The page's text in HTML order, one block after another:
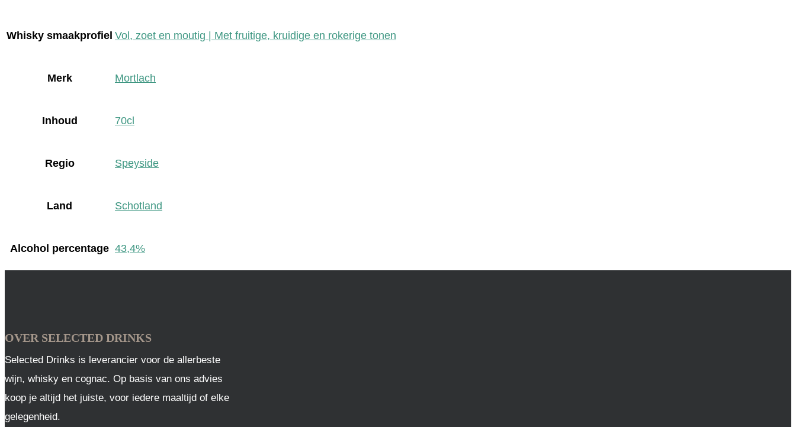
Whisky smaakprofiel Vol, zoet en moutig | Met fruitige, kruidige en rokerige tonen
Merk Mortlach
Inhoud 70cl
Regio Speyside
Land Schotland
Alcohol percentage 43,4%
OVER SELECTED DRINKS
Selected Drinks is leverancier voor de allerbeste
wijn, whisky en cognac. Op basis van ons advies
koop je altijd het juiste, voor iedere maaltijd of elke
gelegenheid.